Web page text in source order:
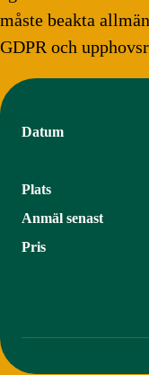
måste beakta
GDPR och
Datum
Plats
Anmäl senast
Pris